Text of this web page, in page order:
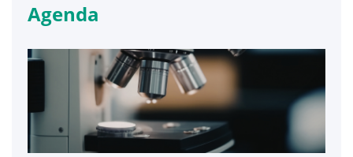
Agenda